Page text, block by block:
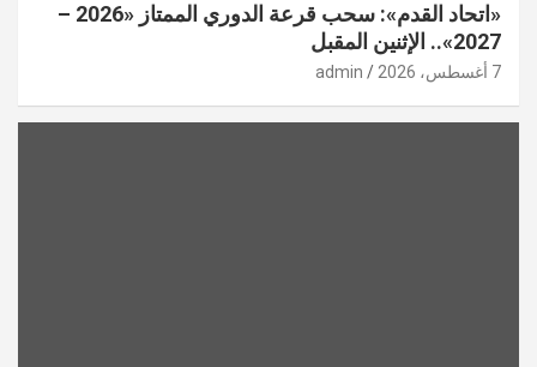
«اتحاد القدم»: سحب قرعة الدوري الممتاز «2026 –
2027».. الإثنين المقبل
7 أغسطس، 2026 admin